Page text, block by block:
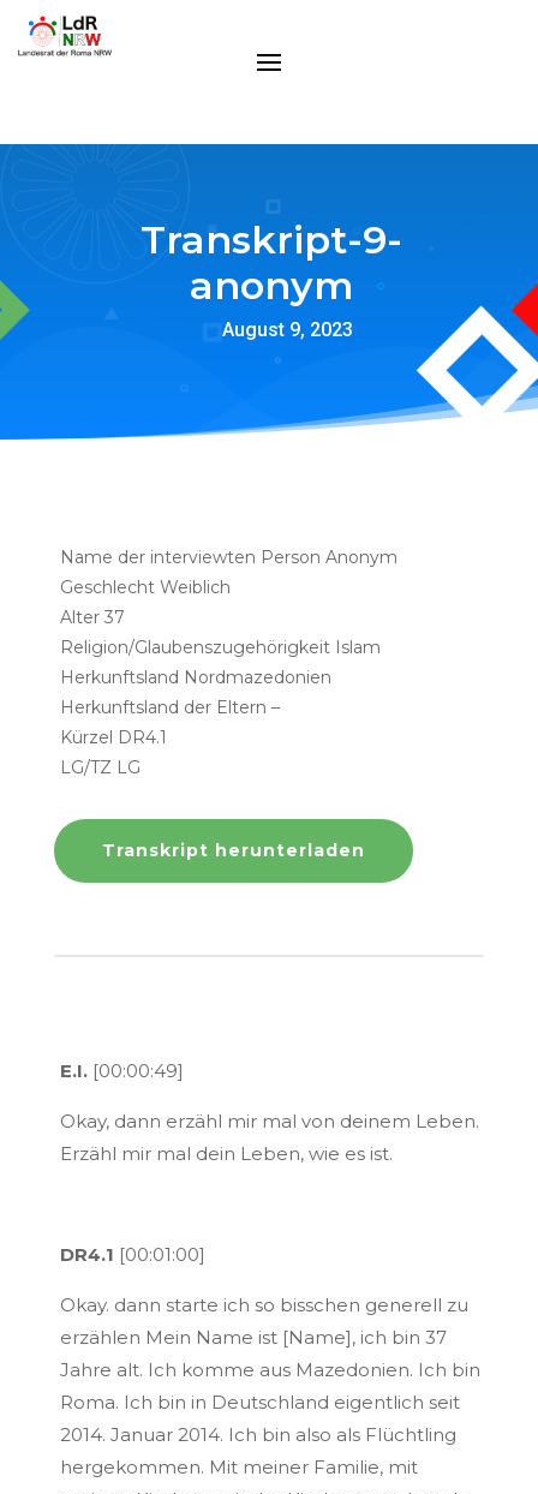
Transkript-9-
anonym
August 9, 2023
Name der interviewten Person Anonym
Geschlecht Weiblich
Alter 37
Religion/Glaubenszugehörigkeit Islam
Herkunftsland Nordmazedonien
Herkunftsland der Eltern –
Kürzel DR4.1
LG/TZ LG
Transkript herunterladen
E.I.[00:00:49]
Okay, dann erzähl mir mal von deinem Leben.
Erzähl mir mal dein Leben, wie es ist.
DR4.1 [00:01:00]
Okay. dann starte ich so bisschen generell zu
erzählen Mein Name ist [Name], ich bin 37
Jahre alt. Ich komme aus Mazedonien. Ich bin
Roma. Ich bin in Deutschland eigentlich seit
2014. Januar 2014. Ich bin also als Flüchtling
hergekommen. Mit meiner Familie, mit